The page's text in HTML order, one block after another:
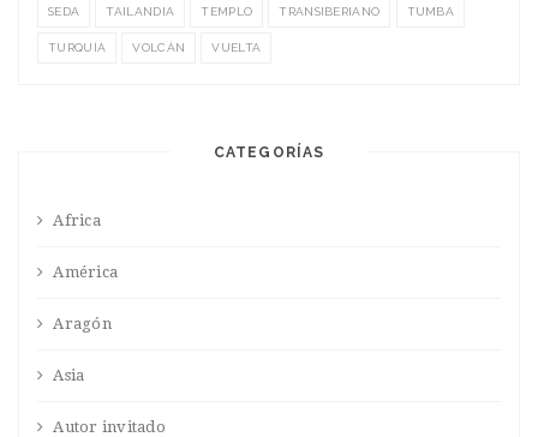
SEDA TAILANDIA TEMPLO TRANSIBERIANO TUMBA
TURQUÍA VOLCÁN VUELTA
CATEGORÍAS
Africa
América
Aragón
Asia
Autor invitado